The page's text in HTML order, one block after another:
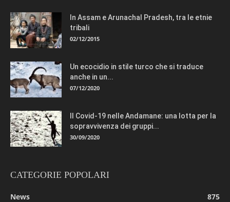
In Assam e Arunachal Pradesh, tra le etnie
tribali
02/12/2015
Un ecocidio in stile turco che si traduce
anche in un...
07/12/2020
Il Covid-19 nelle Andamane: una lotta per la
sopravvivenza dei gruppi...
30/09/2020
CATEGORIE POPOLARI
News
875